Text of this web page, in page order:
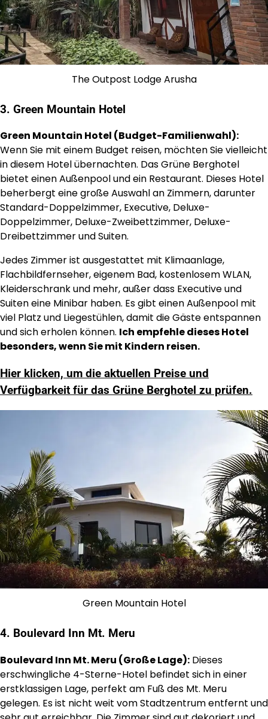
The Outpost Lodge Arusha
3. Green Mountain Hotel
Green Mountain Hotel (Budget-Familienwahl):
Wenn Sie mit einem Budget reisen, möchten Sie vielleicht
in diesem Hotel übernachten. Das Grüne Berghotel
bietet einen Außenpool und ein Restaurant. Dieses Hotel
beherbergt eine große Auswahl an Zimmern, darunter
Standard-Doppelzimmer, Executive, Deluxe-
Doppelzimmer, Deluxe-Zweibettzimmer, Deluxe-
Dreibettzimmer und Suiten.
Jedes Zimmer ist ausgestattet mit Klimaanlage,
Flachbildfernseher, eigenem Bad, kostenlosem WLAN,
Kleiderschrank und mehr, außer dass Executive und
Suiten eine Minibar haben. Es gibt einen Außenpool mit
viel Platz und Liegestühlen, damit die Gäste entspannen
und sich erholen können. Ich empfehle dieses Hotel
besonders, wenn Sie mit Kindern reisen.
Hier klicken, um die aktuellen Preise und
Verfügbarkeit für das Grüne Berghotel zu prüfen.
Green Mountain Hotel
4. Boulevard Inn Mt. Meru
Boulevard Inn Mt. Meru (Große Lage): Dieses
erschwingliche 4-Sterne-Hotel befindet sich in einer
erstklassigen Lage, perfekt am Fuß des Mt. Meru
gelegen. Es ist nicht weit vom Stadtzentrum entfernt und